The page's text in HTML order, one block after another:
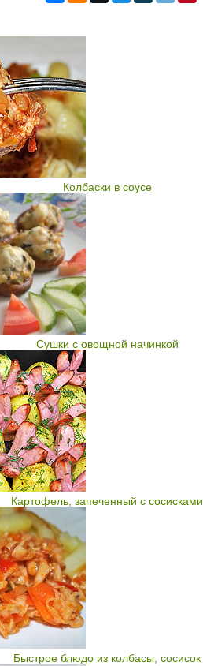
Колбаски в соусе
Сушки с овощной начинкой
Картофель, запеченный с сосисками
Быстрое блюдо из колбасы, сосисок